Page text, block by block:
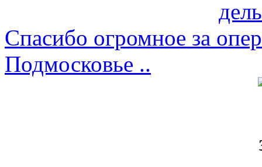
Спасибо огромное за
Подмосковье ..